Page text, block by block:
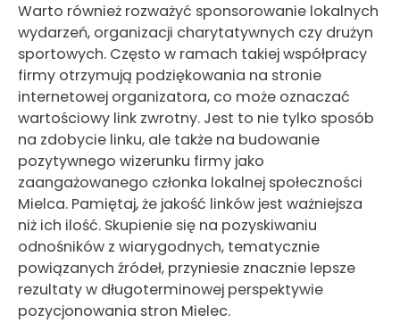
Warto również rozważyć sponsorowanie lokalnych
wydarzeń, organizacji charytatywnych czy drużyn
sportowych. Często w ramach takiej współpracy
firmy otrzymują podziękowania na stronie
internetowej organizatora, co może oznaczać
wartościowy link zwrotny. Jest to nie tylko sposób
na zdobycie linku, ale także na budowanie
pozytywnego wizerunku firmy jako
zaangażowanego członka lokalnej społeczności
Mielca. Pamiętaj, że jakość linków jest ważniejsza
niż ich ilość. Skupienie się na pozyskiwaniu
odnośników z wiarygodnych, tematycznie
powiązanych źródeł, przyniesie znacznie lepsze
rezultaty w długoterminowej perspektywie
pozycjonowania stron Mielec.